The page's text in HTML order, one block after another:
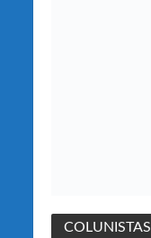
COLUNISTAS